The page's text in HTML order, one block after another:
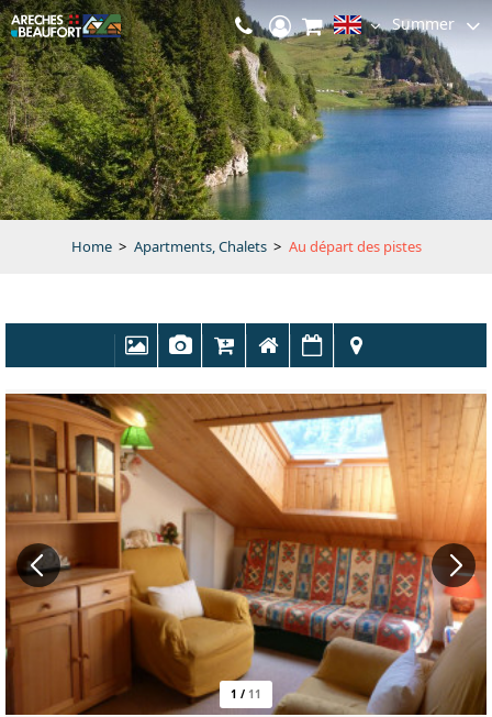
Summer
Home > Apartments, Chalets > Au départ des pistes
1 / 11